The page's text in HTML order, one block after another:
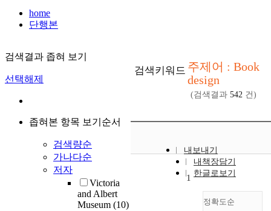
home
단행본
검색결과 좁혀 보기
선택해제
좁혀본 항목 보기순서
검색량순
가나다순
저자
Victoria
and Albert
Museum (10)
검색키워드 주제어 : Book
design
(검색결과 542 건)
내보내기
내책장담기
한글로보기
정확도순
1